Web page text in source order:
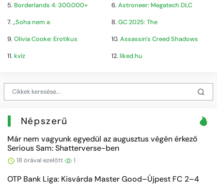
5. Borderlands 4: 300.000+ 6. Astroneer: Megatech DLC
7. „Soha nem a 8. GC 2025: The
9. Olivia Cooke: Erotikus 10. Assassin's Creed Shadows
11. kvíz 12. liked.hu
Népszerű
Már nem vagyunk egyedül az augusztus végén érkező
Serious Sam: Shatterverse-ben
18 órával ezelőtt 1
OTP Bank Liga: Kisvárda Master Good–Újpest FC 2–4